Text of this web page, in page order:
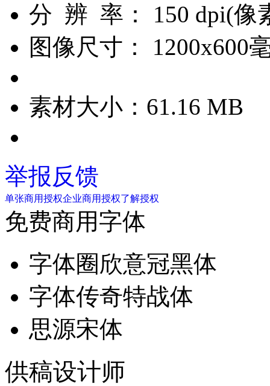
分 辨 率： 150 dpi(像
图像尺寸： 1200x600
素材大小： 61.16 MB
举报反馈
单张商用授权企业商用授权了解授权
免费商用字体
字体圈欣意冠黑体
字体传奇特战体
思源宋体
供稿设计师